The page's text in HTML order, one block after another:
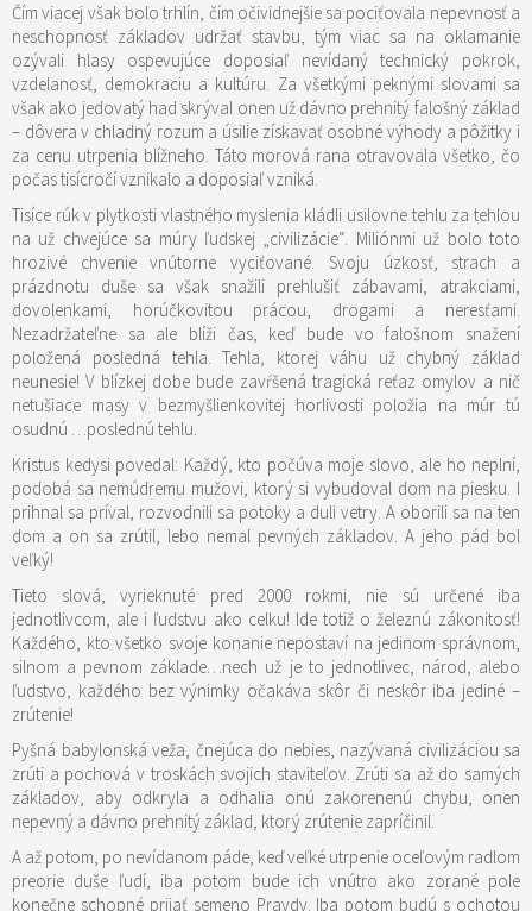
Čím viacej však bolo trhlín, čím očividnejšie sa pociťovala nepevnosť a
neschopnosť základov udržať stavbu, tým viac sa na oklamanie
ozývali hlasy ospevujúce doposiaľ nevídaný technický pokrok,
vzdelanosť, demokraciu a kultúru. Za všetkými peknými slovami sa
však ako jedovatý had skrýval onen už dávno prehnitý falošný základ
– dôvera v chladný rozum a úsilie získavať osobné výhody a pôžitky i
za cenu utrpenia blížneho. Táto morová rana otravovala všetko, čo
počas tisícročí vznikalo a doposiaľ vzniká.
Tisíce rúk v plytkosti vlastného myslenia kládli usilovne tehlu za tehlou
na už chvejúce sa múry ľudskej „civilizácie“. Miliónmi už bolo toto
hrozivé chvenie vnútorne vyciťované. Svoju úzkosť, strach a
prázdnotu duše sa však snažili prehlušiť zábavami, atrakciami,
dovolenkami, horúčkovitou prácou, drogami a neresťami.
Nezadržateľne sa ale blíži čas, keď bude vo falošnom snažení
položená posledná tehla. Tehla, ktorej váhu už chybný základ
neunesie! V blízkej dobe bude zavŕšená tragická reťaz omylov a nič
netušiace masy v bezmyšlienkovitej horlivosti položia na múr tú
osudnú …poslednú tehlu.
Kristus kedysi povedal: Každý, kto počúva moje slovo, ale ho neplní,
podobá sa nemúdremu mužovi, ktorý si vybudoval dom na piesku. I
prihnal sa príval, rozvodnili sa potoky a duli vetry. A oborili sa na ten
dom a on sa zrútil, lebo nemal pevných základov. A jeho pád bol
veľký!
Tieto slová, vyrieknuté pred 2000 rokmi, nie sú určené iba
jednotlivcom, ale i ľudstvu ako celku! Ide totiž o železnú zákonitosť!
Každého, kto všetko svoje konanie nepostaví na jedinom správnom,
silnom a pevnom základe…nech už je to jednotlivec, národ, alebo
ľudstvo, každého bez výnimky očakáva skôr či neskôr iba jediné –
zrútenie!
Pyšná babylonská veža, čnejúca do nebies, nazývaná civilizáciou sa
zrúti a pochová v troskách svojich staviteľov. Zrúti sa až do samých
základov, aby odkryla a odhalia onú zakorenenú chybu, onen
nepevný a dávno prehnitý základ, ktorý zrútenie zapríčinil.
A až potom, po nevídanom páde, keď veľké utrpenie oceľovým radlom
preorie duše ľudí, iba potom bude ich vnútro ako zorané pole
konečne schopné prijať semeno Pravdy. Iba potom budú s ochotou